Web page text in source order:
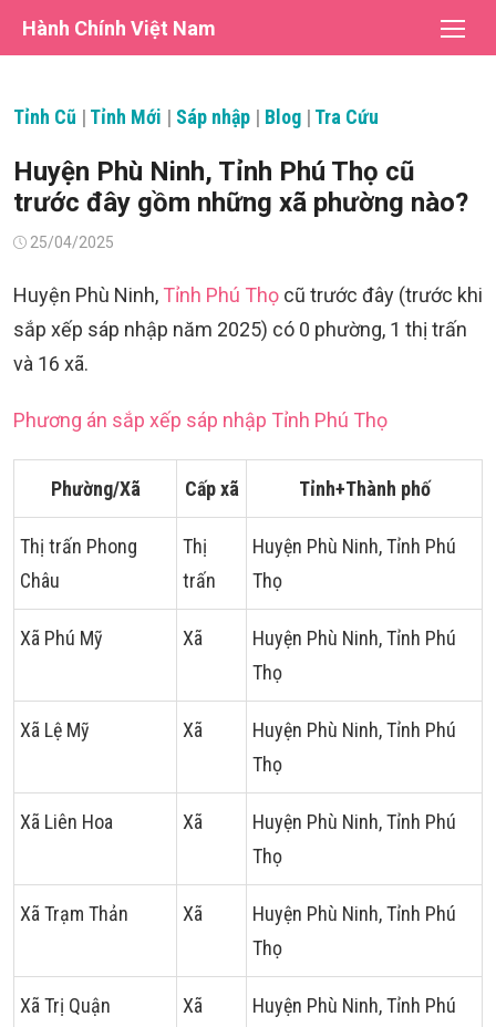
Hành Chính Việt Nam
Tỉnh Cũ | Tỉnh Mới | Sáp nhập | Blog | Tra Cứu
Huyện Phù Ninh, Tỉnh Phú Thọ cũ
trước đây gồm những xã phường nào?
Đăng25/04/2025
Huyện Phù Ninh, Tỉnh Phú Thọ cũ trước đây (trước khi
sắp xếp sáp nhập năm 2025) có 0 phường, 1 thị trấn
và 16 xã.
Phương án sắp xếp sáp nhập Tỉnh Phú Thọ
Phường/Xã Cấp xã Tỉnh+Thành phố
Thị trấn Phong
Châu
Thị
trấn
Huyện Phù Ninh, Tỉnh Phú
Thọ
Xã Phú Mỹ Xã
Huyện Phù Ninh, Tỉnh Phú
Thọ
Xã Lệ Mỹ Xã
Huyện Phù Ninh, Tỉnh Phú
Thọ
Xã Liên Hoa Xã
Huyện Phù Ninh, Tỉnh Phú
Thọ
Xã Trạm Thản Xã
Huyện Phù Ninh, Tỉnh Phú
Thọ
Xã Trị Quận Xã
Huyện Phù Ninh, Tỉnh Phú